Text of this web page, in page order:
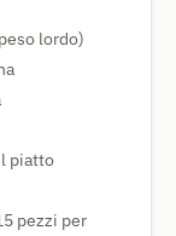
lordo)
piatto
pezzi per